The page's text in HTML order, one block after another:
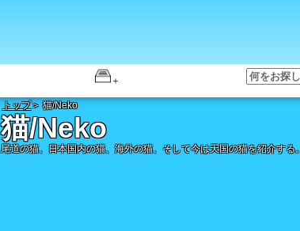
トップ＞ 猫/Neko
猫/Neko
尾道の猫、日本国内の猫、海外の猫、そして今は天国の猫を紹介する。